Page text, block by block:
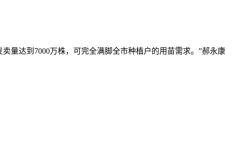
达到7000万株，可完全满脚全市种植户的用苗需求。”郝永康